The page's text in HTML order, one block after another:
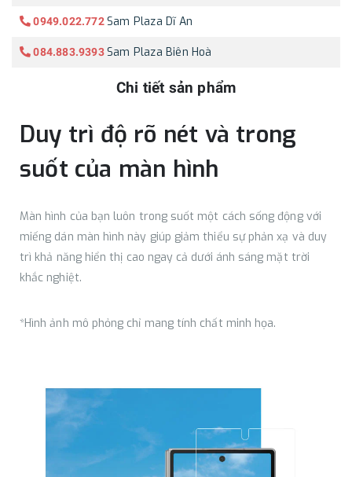
0949.022.772 Sam Plaza Dĩ An
084.883.9393 Sam Plaza Biên Hoà
Chi tiết sản phẩm
Duy trì độ rõ nét và trong
suốt của màn hình
Màn hình của bạn luôn trong suốt một cách sống động với
miếng dán màn hình này giúp giảm thiểu sự phản xạ và duy
trì khả năng hiển thị cao ngay cả dưới ánh sáng mặt trời
khắc nghiệt.
*Hình ảnh mô phỏng chỉ mang tính chất minh họa.